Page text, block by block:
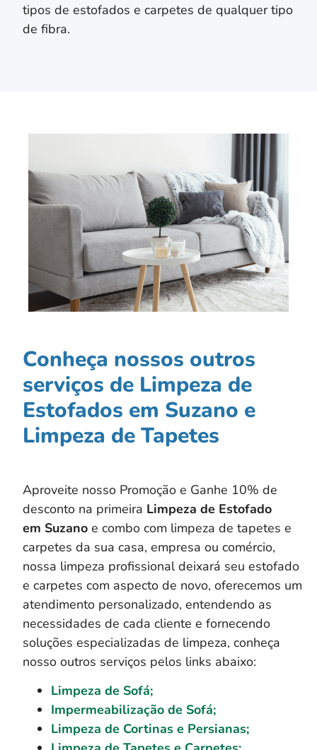
tipos de estofados e carpetes de qualquer tipo
de fibra.
Conheça nossos outros
serviços de Limpeza de
Estofados em Suzano e
Limpeza de Tapetes
Aproveite nosso Promoção e Ganhe 10% de
desconto na primeira Limpeza de Estofado
em Suzano e combo com limpeza de tapetes e
carpetes da sua casa, empresa ou comércio,
nossa limpeza profissional deixará seu estofado
e carpetes com aspecto de novo, oferecemos um
atendimento personalizado, entendendo as
necessidades de cada cliente e fornecendo
soluções especializadas de limpeza, conheça
nosso outros serviços pelos links abaixo:
Limpeza de Sofá;
Impermeabilização de Sofá;
Limpeza de Cortinas e Persianas;